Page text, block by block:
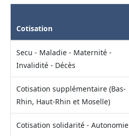
Cotisation
Secu - Maladie - Maternité -
Invalidité - Décès
Cotisation supplémentaire (Bas-
Rhin, Haut-Rhin et Moselle)
Cotisation solidarité - Autonomie